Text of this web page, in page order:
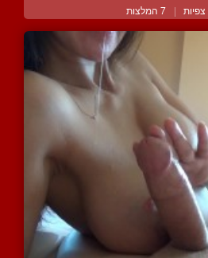
| 7 המלצות